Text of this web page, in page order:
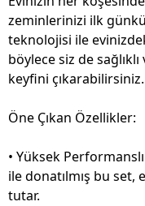
zeminlerinizi ilk
teknolojisi ile
böylece siz de
keyfini çıkarabilirsiniz.
Öne Çıkan Özellikler:
• Yüksek
ile donatılmış bu
tutar.